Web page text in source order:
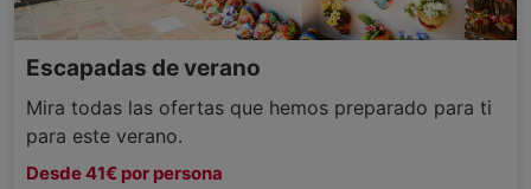
Escapadas de verano
Mira todas las ofertas que hemos preparado para ti
para este verano.
Desde 41€ por persona